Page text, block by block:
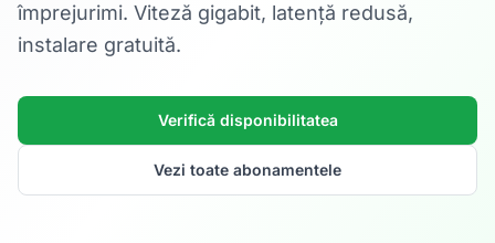
împrejurimi. Viteză gigabit, latență redusă,
instalare gratuită.
Verifică disponibilitatea
Vezi toate abonamentele